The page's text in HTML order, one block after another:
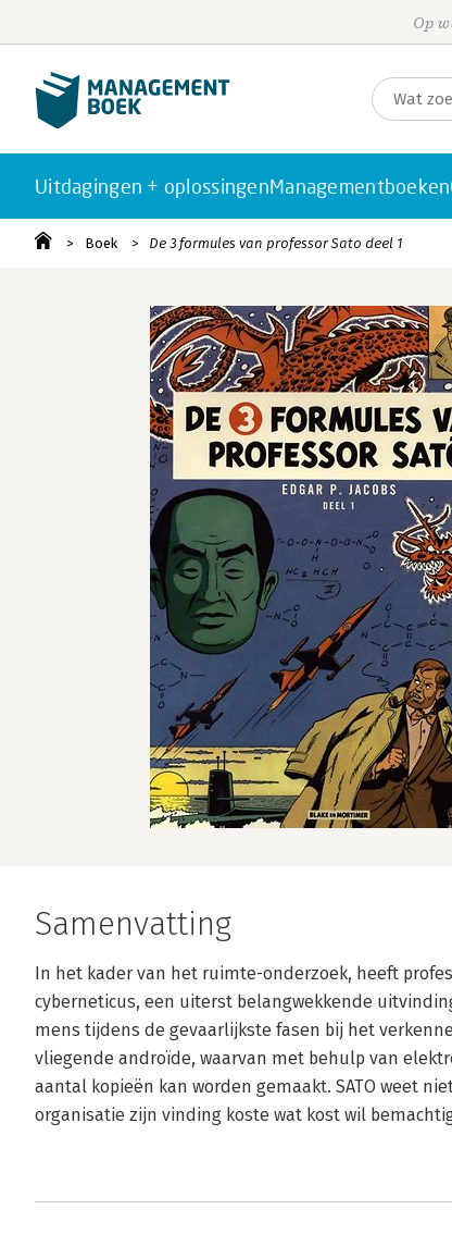
Op
Uitdagingen + oplossingenManagementboeken
Boek De 3 formules van professor Sato deel 1
Samenvatting
In het kader van het ruimte-onderzoek, heeft
cyberneticus, een uiterst belangwekkende
mens tijdens de gevaarlijkste fasen bij het
vliegende androïde, waarvan met behulp van
aantal kopieën kan worden gemaakt. SATO weet
organisatie zijn vinding koste wat kost wil